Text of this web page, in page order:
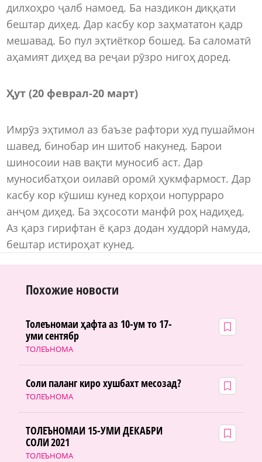
дилхоҳро ҷалб намоед. Ба наздикон диққати
бештар диҳед. Дар касбу кор заҳмататон қадр
мешавад. Бо пул эҳтиёткор бошед. Ба саломатӣ
аҳамият диҳед ва реҷаи рӯзро нигоҳ доред.
Ҳут (20 феврал-20 март)
Имрӯз эҳтимол аз баъзе рафтори худ пушаймон
шавед, бинобар ин шитоб накунед. Барои
шиносоии нав вақти муносиб аст. Дар
муносибатҳои оилавӣ оромӣ ҳукмфармост. Дар
касбу кор кӯшиш кунед корҳои нопурраро
анҷом диҳед. Ба эҳсосоти манфӣ роҳ надиҳед.
Аз қарз гирифтан ё қарз додан худдорӣ намуда,
бештар истироҳат кунед.
Похожие новости
ТОЛЕЪНОМА
Толеъномаи ҳафта аз 10-ум то 17-
уми сентябр
ТОЛЕЪНОМА
Соли паланг киро хушбахт месозад?
ТОЛЕЪНОМА
ТОЛЕЪНОМАИ 15-УМИ ДЕКАБРИ
СОЛИ 2021